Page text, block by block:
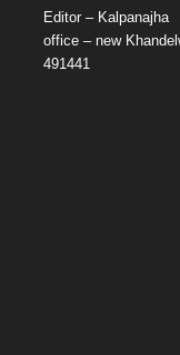
Editor – Kalpanajha
office – new
491441